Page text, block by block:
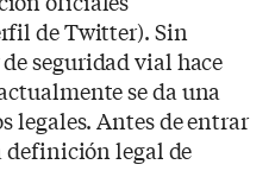
de Twitter). Sin
seguridad vial hace
se da una
legales. Antes de entrar
definición legal de